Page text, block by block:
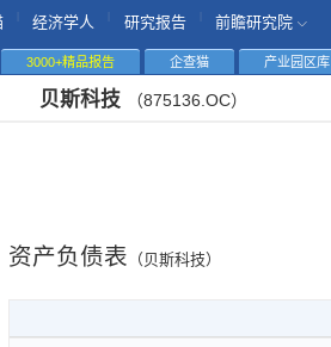
经济学人 研究报告 前瞻研究院
3000+精品报告 企查猫 产业园区库
贝斯科技 （875136.OC）
资产负债表 （贝斯科技）